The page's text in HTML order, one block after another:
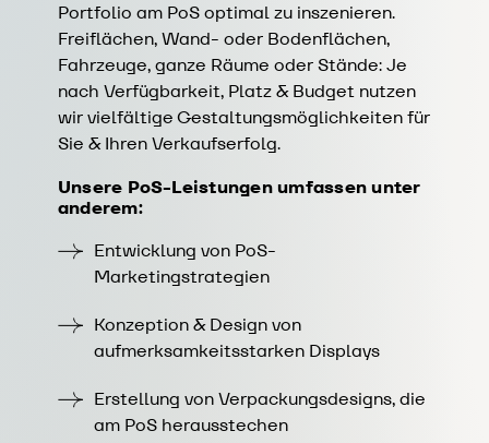
Portfolio am PoS optimal zu inszenieren.
Freiflächen, Wand- oder Bodenflächen,
Fahrzeuge, ganze Räume oder Stände: Je
nach Verfügbarkeit, Platz & Budget nutzen
wir vielfältige Gestaltungsmöglichkeiten für
Sie & Ihren Verkaufserfolg.
Unsere PoS-Leistungen umfassen unter
anderem:
Entwicklung von PoS-
Marketingstrategien
Konzeption & Design von
aufmerksamkeitsstarken Displays
Erstellung von Verpackungsdesigns, die
am PoS herausstechen